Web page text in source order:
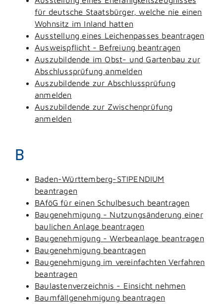
für deutsche Staatsbürger, welche nie einen
Wohnsitz im Inland hatten
Ausstellung eines Leichenpasses beantragen
Ausweispflicht - Befreiung beantragen
Auszubildende im Obst- und Gartenbau zur
Abschlussprüfung anmelden
Auszubildende zur Abschlussprüfung
anmelden
Auszubildende zur Zwischenprüfung
anmelden
B
Baden-Württemberg-STIPENDIUM
beantragen
BAföG für einen Schulbesuch beantragen
Baugenehmigung - Nutzungsänderung einer
baulichen Anlage beantragen
Baugenehmigung - Werbeanlage beantragen
Baugenehmigung beantragen
Baugenehmigung im vereinfachten Verfahren
beantragen
Baulastenverzeichnis - Einsicht nehmen
Baumfällgenehmigung beantragen